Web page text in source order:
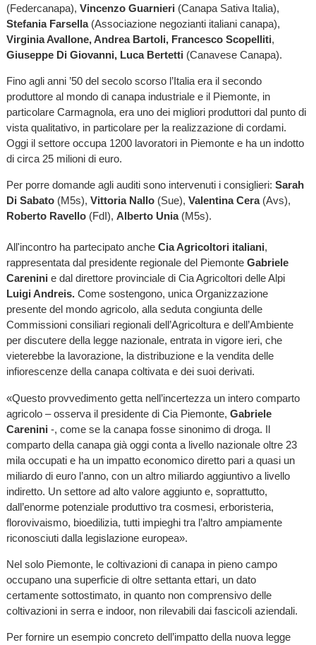
(Federcanapa), Vincenzo Guarnieri (Canapa Sativa Italia),
Stefania Farsella(Associazione negozianti italiani canapa),
Virginia Avallone, Andrea Bartoli, Francesco Scopelliti,
Giuseppe Di Giovanni, Luca Bertetti (Canavese Canapa).
Fino agli anni ’50 del secolo scorso l’Italia era il secondo
produttore al mondo di canapa industriale e il Piemonte, in
particolare Carmagnola, era uno dei migliori produttori dal punto di
vista qualitativo, in particolare per la realizzazione di cordami.
Oggi il settore occupa 1200 lavoratori in Piemonte e ha un indotto
di circa 25 milioni di euro.
Per porre domande agli auditi sono intervenuti i consiglieri: Sarah
Di Sabato(M5s), Vittoria Nallo(Sue), Valentina Cera(Avs),
Roberto Ravello(FdI), Alberto Unia(M5s).
All'incontro ha partecipato anche Cia Agricoltori italiani,
rappresentata dal presidente regionale del Piemonte Gabriele
Carenini e dal direttore provinciale di Cia Agricoltori delle Alpi
Luigi Andreis. Come sostengono, unica Organizzazione
presente del mondo agricolo, alla seduta congiunta delle
Commissioni consiliari regionali dell’Agricoltura e dell’Ambiente
per discutere della legge nazionale, entrata in vigore ieri, che
vieterebbe la lavorazione, la distribuzione e la vendita delle
infiorescenze della canapa coltivata e dei suoi derivati.
«Questo provvedimento getta nell’incertezza un intero comparto
agricolo – osserva il presidente di Cia Piemonte, Gabriele
Carenini -, come se la canapa fosse sinonimo di droga. Il
comparto della canapa già oggi conta a livello nazionale oltre 23
mila occupati e ha un impatto economico diretto pari a quasi un
miliardo di euro l’anno, con un altro miliardo aggiuntivo a livello
indiretto. Un settore ad alto valore aggiunto e, soprattutto,
dall’enorme potenziale produttivo tra cosmesi, erboristeria,
florovivaismo, bioedilizia, tutti impieghi tra l’altro ampiamente
riconosciuti dalla legislazione europea».
Nel solo Piemonte, le coltivazioni di canapa in pieno campo
occupano una superficie di oltre settanta ettari, un dato
certamente sottostimato, in quanto non comprensivo delle
coltivazioni in serra e indoor, non rilevabili dai fascicoli aziendali.
Per fornire un esempio concreto dell’impatto della nuova legge